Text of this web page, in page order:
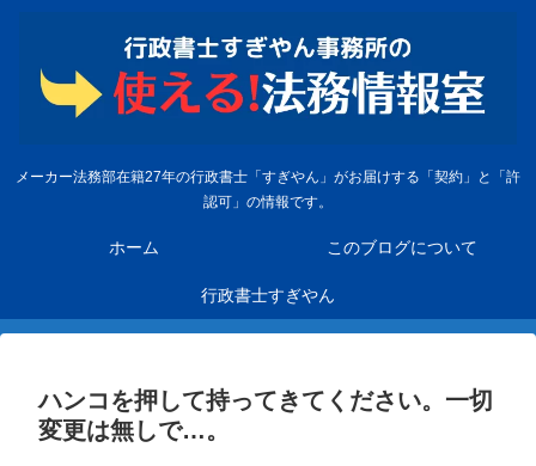
メーカー法務部在籍27年の行政書士「すぎやん」がお届けする「契約」と「許
認可」の情報です。
ホーム このブログについて
行政書士すぎやん
ハンコを押して持ってきてください。一切
変更は無しで…。